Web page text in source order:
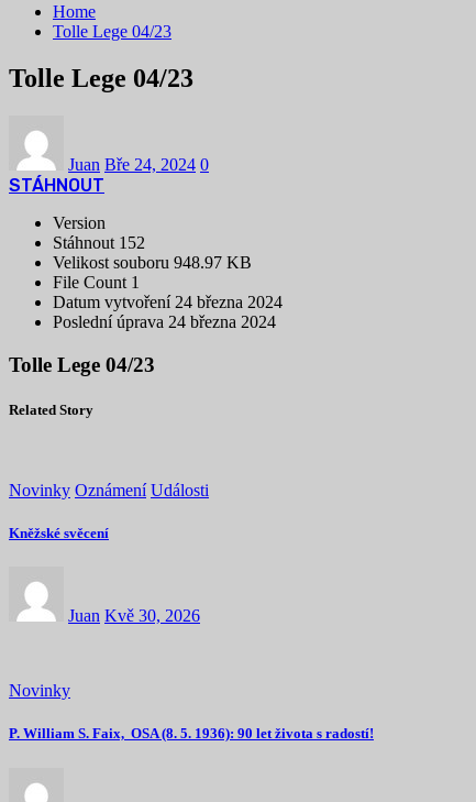
Home
Tolle Lege 04/23
Tolle Lege 04/23
Juan Bře 24, 2024 0
STÁHNOUT
Version
Stáhnout 152
Velikost souboru 948.97 KB
File Count 1
Datum vytvoření 24 března 2024
Poslední úprava 24 března 2024
Tolle Lege 04/23
Related Story
Novinky Oznámení Události
Kněžské svěcení
Juan Kvě 30, 2026
Novinky
P. William S. Faix, OSA (8. 5. 1936): 90 let života s radostí!